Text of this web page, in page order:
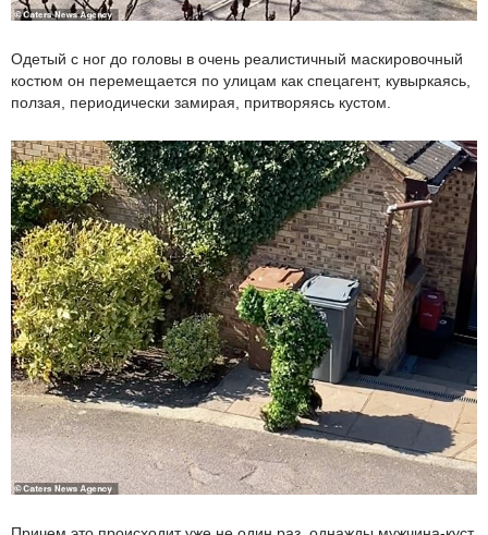
Одетый с ног до головы в очень реалистичный маскировочный
костюм он перемещается по улицам как спецагент, кувыркаясь,
ползая, периодически замирая, притворяясь кустом.